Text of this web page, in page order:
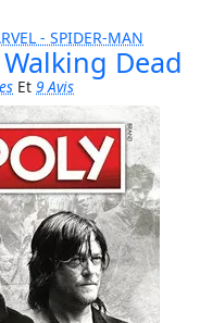
- SPIDER-MAN
Dead
Et9 Avis